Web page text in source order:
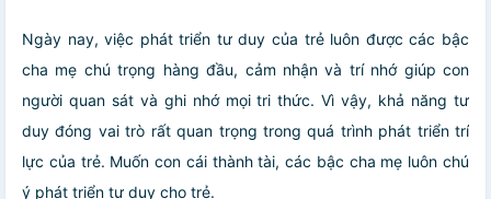
Ngày nay, việc phát triển tư duy của trẻ luôn được các bậc
cha mẹ chú trọng hàng đầu, cảm nhận và trí nhớ giúp con
người quan sát và ghi nhớ mọi tri thức. Vì vậy, khả năng tư
duy đóng vai trò rất quan trọng trong quá trình phát triển trí
lực của trẻ. Muốn con cái thành tài, các bậc cha mẹ luôn chú
ý phát triển tư duy cho trẻ.